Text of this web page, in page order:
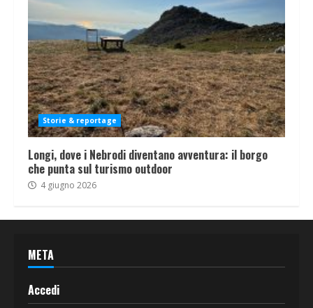
Storie & reportage
Longi, dove i Nebrodi diventano avventura: il borgo
che punta sul turismo outdoor
4 giugno 2026
META
Accedi